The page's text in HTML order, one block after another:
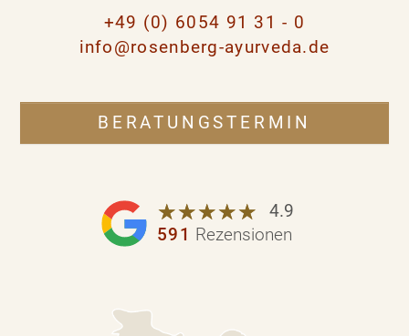
+49 (0) 6054 91 31 - 0
info@rosenberg-ayurveda.de
BERATUNGSTERMIN
☆☆☆☆☆
★★★★★
4.9
591 Rezensionen